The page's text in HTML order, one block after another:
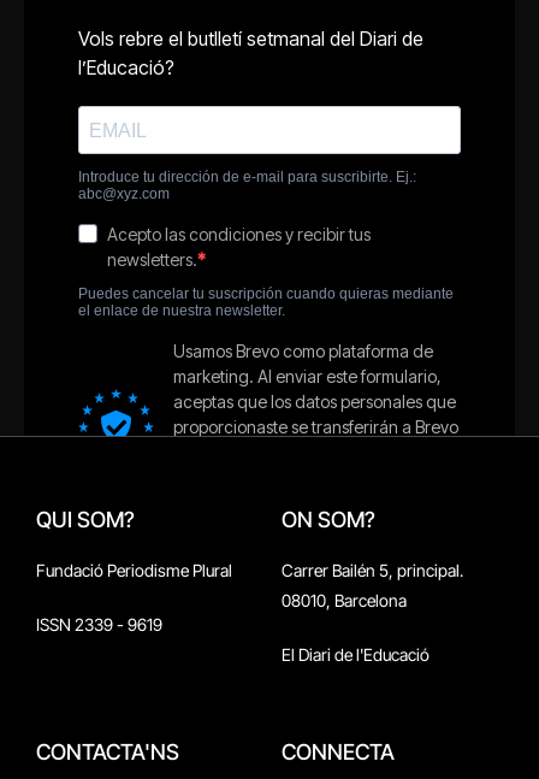
QUI SOM?
Fundació Periodisme Plural
ISSN 2339 - 9619
ON SOM?
Carrer Bailén 5, principal.
08010, Barcelona
El Diari de l'Educació
CONTACTA'NS CONNECTA